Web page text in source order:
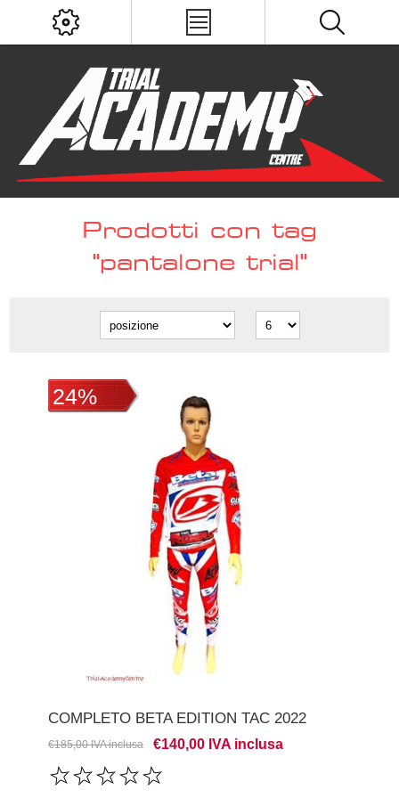
Prodotti con tag
"pantalone trial"
24%
COMPLETO BETA EDITION TAC 2022
€185,00 IVA inclusa €140,00 IVA inclusa